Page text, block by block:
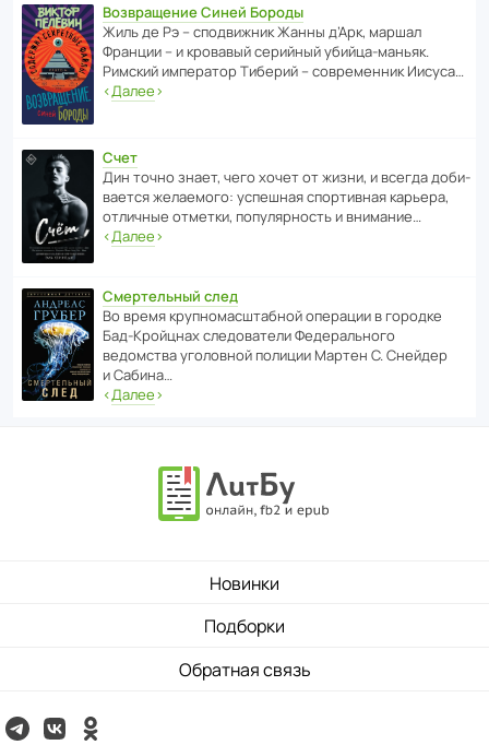
Возвращение Синей Бороды
Жиль де Рэ – спод­ви­жник Жанны д’Арк, маршал
Франции – и кровавый серийный убийца-маньяк.
Римский импе­ратор Тиберий – совре­менник Иисуса…
‹Далее›
Счет
Дин точно знает, чего хочет от жизни, и всегда доби­
ва­ется жела­е­мого: успе­шная спор­ти­вная карьера,
отли­чные отметки, попу­ля­р­ность и внимание…
‹Далее›
Смертельный след
Во время круп­но­мас­ш­та­бной операции в городке
Бад‑Крой­цнах следо­ва­тели Феде­раль­ного
ведомства уголо­вной полиции Мартен С. Снейдер
и Сабина…
‹Далее›
Новинки
Подборки
Обратная связь